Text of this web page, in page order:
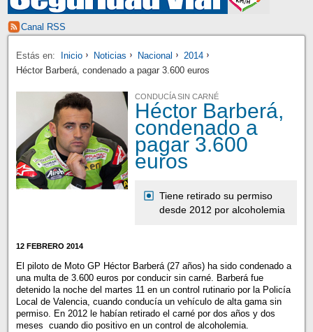
Canal RSS
Estás en: Inicio Noticias Nacional
2014
Héctor Barberá, condenado a pagar 3.600 euros
CONDUCÍA SIN CARNÉ
Héctor Barberá,
condenado a
pagar 3.600
euros
Tiene retirado su permiso
desde 2012 por alcoholemia
12 FEBRERO 2014
El piloto de Moto GP Héctor Barberá (27 años) ha sido condenado a
una multa de 3.600 euros por conducir sin carné. Barberá fue
detenido la noche del martes 11 en un control rutinario por la Policía
Local de Valencia, cuando conducía un vehículo de alta gama sin
permiso. En 2012 le habían retirado el carné por dos años y dos
meses cuando dio positivo en un control de alcoholemia.